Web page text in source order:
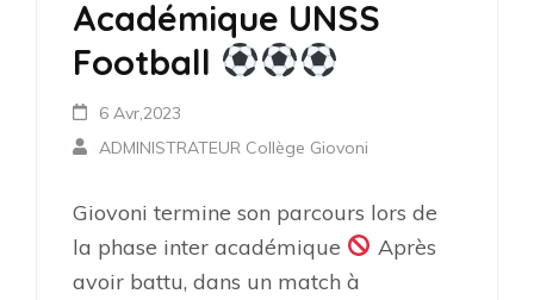
Académique UNSS
Football
6 Avr,2023
ADMINISTRATEUR Collège Giovoni
Giovoni termine son parcours lors de
la phase inter académique
Après
avoir battu, dans un match à